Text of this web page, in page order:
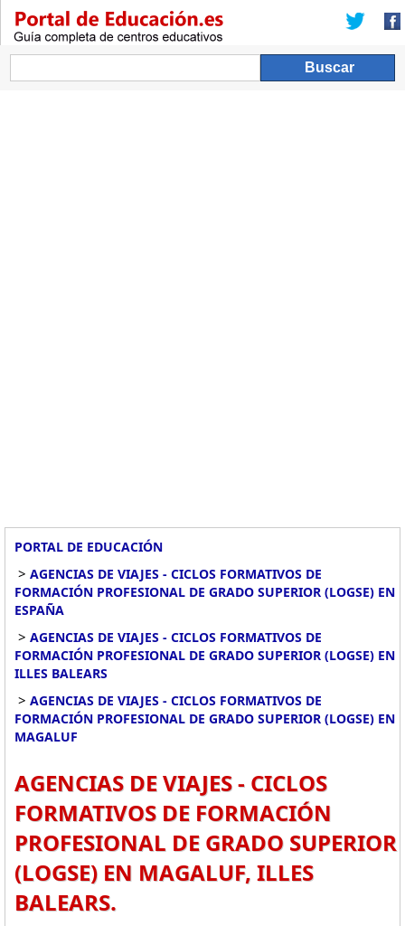
PORTAL DE EDUCACIÓN
> AGENCIAS DE VIAJES - CICLOS FORMATIVOS DE
FORMACIÓN PROFESIONAL DE GRADO SUPERIOR (LOGSE) EN
ESPAÑA
> AGENCIAS DE VIAJES - CICLOS FORMATIVOS DE
FORMACIÓN PROFESIONAL DE GRADO SUPERIOR (LOGSE) EN
ILLES BALEARS
> AGENCIAS DE VIAJES - CICLOS FORMATIVOS DE
FORMACIÓN PROFESIONAL DE GRADO SUPERIOR (LOGSE) EN
MAGALUF
AGENCIAS DE VIAJES - CICLOS
FORMATIVOS DE FORMACIÓN
PROFESIONAL DE GRADO SUPERIOR
(LOGSE) EN MAGALUF, ILLES
BALEARS.